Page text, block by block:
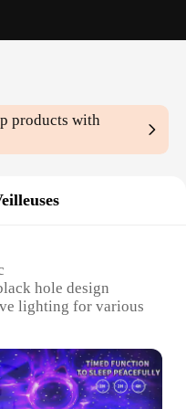
products with
hole design
lighting for various
with a set of black